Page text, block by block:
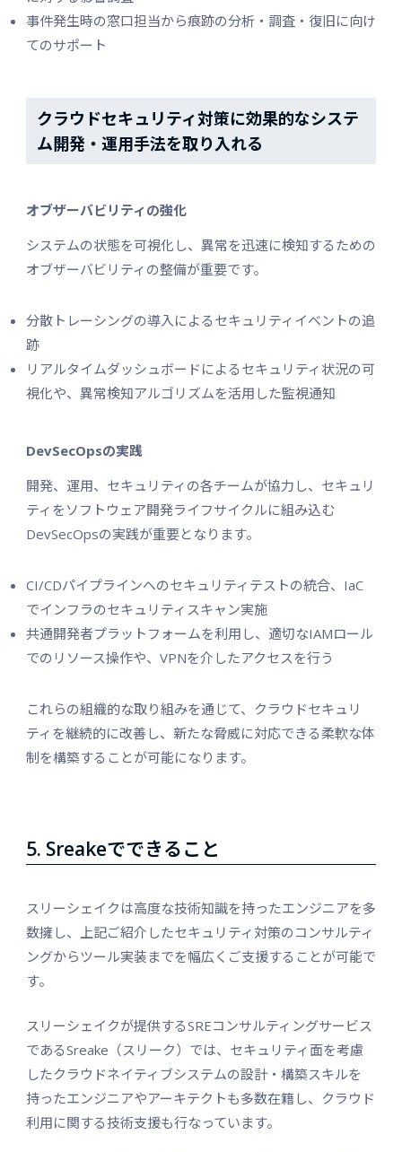
事件発生時の窓口担当から痕跡の分析・調査・復旧に向け
てのサポート
クラウドセキュリティ対策に効果的なシステ
ム開発・運用手法を取り入れる
オブザーバビリティの強化
システムの状態を可視化し、異常を迅速に検知するための
オブザーバビリティの整備が重要です。
分散トレーシングの導入によるセキュリティイベントの追
跡
リアルタイムダッシュボードによるセキュリティ状況の可
視化や、異常検知アルゴリズムを活用した監視通知
DevSecOpsの実践
開発、運用、セキュリティの各チームが協力し、セキュリ
ティをソフトウェア開発ライフサイクルに組み込む
DevSecOpsの実践が重要となります。
CI/CDパイプラインへのセキュリティテストの統合、IaC
でインフラのセキュリティスキャン実施
共通開発者プラットフォームを利用し、適切なIAMロール
でのリソース操作や、VPNを介したアクセスを行う
これらの組織的な取り組みを通じて、クラウドセキュリ
ティを継続的に改善し、新たな脅威に対応できる柔軟な体
制を構築することが可能になります。
5. Sreakeでできること
スリーシェイクは高度な技術知識を持ったエンジニアを多
数擁し、上記ご紹介したセキュリティ対策のコンサルティ
ングからツール実装までを幅広くご支援することが可能で
す。
スリーシェイクが提供するSREコンサルティングサービス
であるSreake（スリーク）では、セキュリティ面を考慮
したクラウドネイティブシステムの設計・構築スキルを
持ったエンジニアやアーキテクトも多数在籍し、クラウド
利用に関する技術支援も行なっています。